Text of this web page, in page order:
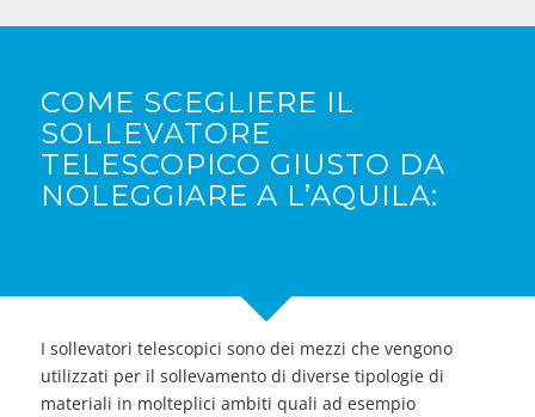
COME SCEGLIERE IL
SOLLEVATORE
TELESCOPICO GIUSTO DA
NOLEGGIARE A L’AQUILA:
I sollevatori telescopici sono dei mezzi che vengono
utilizzati per il sollevamento di diverse tipologie di
materiali in molteplici ambiti quali ad esempio